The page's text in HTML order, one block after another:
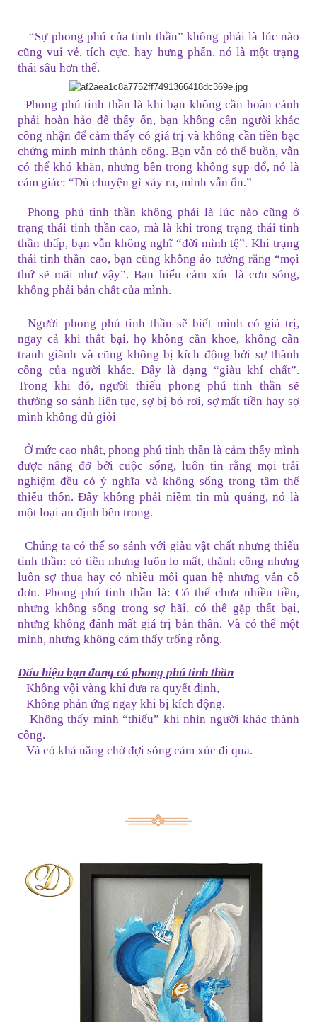
“Sự phong phú của tinh thần” không phải là lúc nào
cũng vui vẻ, tích cực, hay hưng phấn, nó là một trạng
thái sâu hơn thế.
Phong phú tinh thần là khi bạn không cần hoàn cảnh
phải hoàn hảo để thấy ổn, bạn không cần người khác
công nhận để cảm thấy có giá trị và không cần tiền bạc
chứng minh mình thành công. Bạn vẫn có thể buồn, vẫn
có thể khó khăn, nhưng bên trong không sụp đổ, nó là
cảm giác: “Dù chuyện gì xảy ra, mình vẫn ổn.”
Phong phú tinh thần không phải là lúc nào cũng ở
trạng thái tinh thần cao, mà là khi trong trạng thái tinh
thần thấp, bạn vẫn không nghĩ “đời mình tệ”. Khi trạng
thái tinh thần cao, bạn cũng không ảo tưởng rằng “mọi
thứ sẽ mãi như vậy”. Bạn hiểu cảm xúc là cơn sóng,
không phải bản chất của mình.
Người phong phú tinh thần sẽ biết mình có giá trị,
ngay cả khi thất bại, họ không cần khoe, không cần
tranh giành và cũng không bị kích động bởi sự thành
công của người khác. Đây là dạng “giàu khí chất”.
Trong khi đó, người thiếu phong phú tinh thần sẽ
thường so sánh liên tục, sợ bị bỏ rơi, sợ mất tiền hay sợ
mình không đủ giỏi
Ở mức cao nhất, phong phú tinh thần là cảm thấy mình
được nâng đỡ bởi cuộc sống, luôn tin rằng mọi trải
nghiệm đều có ý nghĩa và không sống trong tâm thế
thiếu thốn. Đây không phải niềm tin mù quáng, nó là
một loại an định bên trong.
Chúng ta có thể so sánh với giàu vật chất nhưng thiếu
tinh thần: có tiền nhưng luôn lo mất, thành công nhưng
luôn sợ thua hay có nhiều mối quan hệ nhưng vẫn cô
đơn.Phong phú tinh thần là: Có thể chưa nhiều tiền,
nhưng không sống trong sợ hãi, có thể gặp thất bại,
nhưng không đánh mất giá trị bản thân. Và có thể một
mình, nhưng không cảm thấy trống rỗng.
Dấu hiệu bạn đang có phong phú tinh thần
Không vội vàng khi đưa ra quyết định,
Không phản ứng ngay khi bị kích động.
Không thấy mình “thiếu” khi nhìn người khác thành
công.
Và có khả năng chờ đợi sóng cảm xúc đi qua.